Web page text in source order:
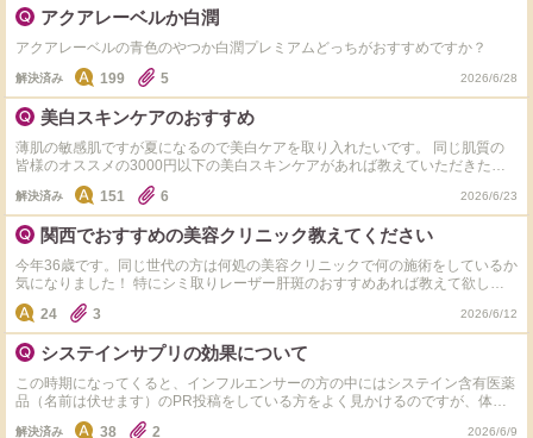
アクアレーベルか白潤
アクアレーベルの青色のやつか白潤プレミアムどっちがおすすめですか？
解決済み 199 5 2026/6/28
美白スキンケアのおすすめ
薄肌の敏感肌ですが夏になるので美白ケアを取り入れたいです。 同じ肌質の
皆様のオススメの3000円以下の美白スキンケアがあれば教えていただきたい
解決済み 151 6 2026/6/23
関西でおすすめの美容クリニック教えてください
今年36歳です。同じ世代の方は何処の美容クリニックで何の施術をしているか
気になりました！ 特にシミ取りレーザー肝斑のおすすめあれば教えて欲しい
です。
24 3 2026/6/12
システインサプリの効果について
この時期になってくると、インフルエンサーの方の中にはシステイン含有医薬
品（名前は伏せます）のPR投稿をしている方をよく見かけるのですが、体の
中での変換効率なんて個人差がありますしグルタチオンサプリを摂ったほうが
解決済み 38 2 2026/6/9